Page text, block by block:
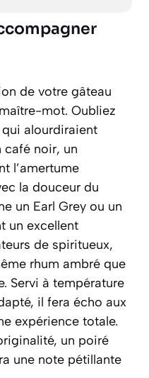
de votre gâteau
mot. Oubliez
alourdiraient
café noir, un
l’amertume
la douceur du
un Earl Grey ou un
un excellent
de spiritueux,
rhum ambré que
Servi à température
il fera écho aux
expérience totale.
un poiré
une note pétillante